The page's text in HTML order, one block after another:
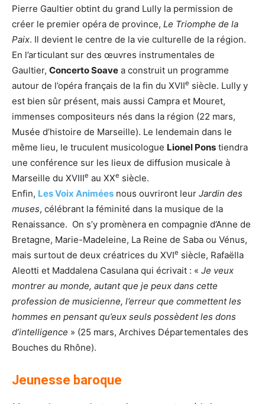
Pierre Gaultier obtint du grand Lully la permission de
créer le premier opéra de province, Le Triomphe de la
Paix. Il devient le centre de la vie culturelle de la région.
En l’articulant sur des œuvres instrumentales de
Gaultier, Concerto Soave a construit un programme
autour de l’opéra français de la fin du XVIIe siècle. Lully y
est bien sûr présent, mais aussi Campra et Mouret,
immenses compositeurs nés dans la région (22 mars,
Musée d’histoire de Marseille). Le lendemain dans le
même lieu, le truculent musicologue Lionel Pons tiendra
une conférence sur les lieux de diffusion musicale à
Marseille du XVIIIe au XXe siècle.
Enfin, Les Voix Animées nous ouvriront leur Jardin des
muses, célébrant la féminité dans la musique de la
Renaissance. On s’y promènera en compagnie d’Anne de
Bretagne, Marie-Madeleine, La Reine de Saba ou Vénus,
mais surtout de deux créatrices du XVIe siècle, Rafaëlla
Aleotti et Maddalena Casulana qui écrivait : « Je veux
montrer au monde, autant que je peux dans cette
profession de musicienne, l’erreur que commettent les
hommes en pensant qu’eux seuls possèdent les dons
d’intelligence » (25 mars, Archives Départementales des
Bouches du Rhône).
Jeunesse baroque